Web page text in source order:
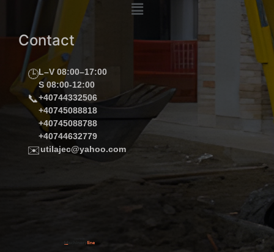
Contact
🕒L–V 08:00–17:00
S 08:00-12:00
📞+40744332506
+40745088818
+40745088788
+40744632779
✉️utilajec@yahoo.com